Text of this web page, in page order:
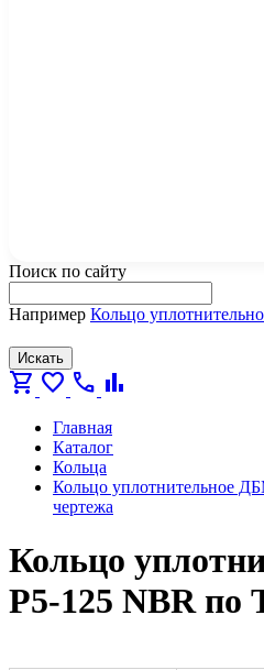
Поиск по сайту
Например Кольцо
Искать
shopping_cart favorite call bar_chart
Главная
Каталог
Кольца
Кольцо уплотнительное
чертежа
Кольцо
Р5-125 NBR по